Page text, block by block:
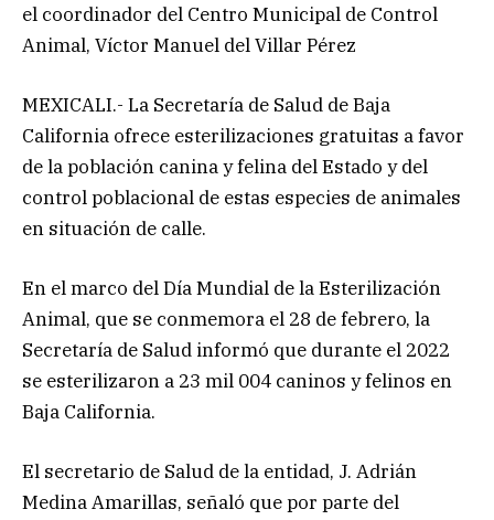
el coordinador del Centro Municipal de Control
Animal, Víctor Manuel del Villar Pérez
MEXICALI.- La Secretaría de Salud de Baja
California ofrece esterilizaciones gratuitas a favor
de la población canina y felina del Estado y del
control poblacional de estas especies de animales
en situación de calle.
En el marco del Día Mundial de la Esterilización
Animal, que se conmemora el 28 de febrero, la
Secretaría de Salud informó que durante el 2022
se esterilizaron a 23 mil 004 caninos y felinos en
Baja California.
El secretario de Salud de la entidad, J. Adrián
Medina Amarillas, señaló que por parte del